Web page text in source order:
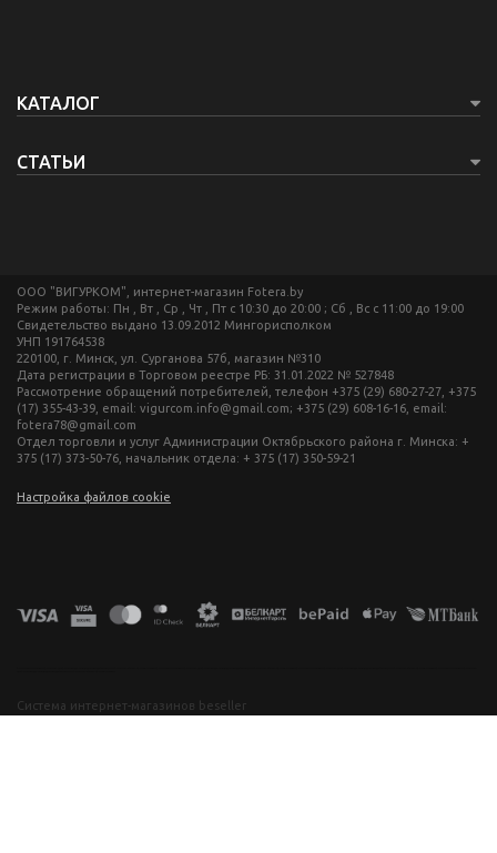
КАТАЛОГ
СТАТЬИ
ООО "ВИГУРКОМ", интернет-магазин Fotera.by
Режим работы: Пн , Вт , Ср , Чт , Пт c 10:30 до 20:00 ; Сб , Вс c 11:00 до 19:00
Свидетельство выдано 13.09.2012 Мингорисполком
УНП 191764538
220100, г. Минск, ул. Сурганова 57б, магазин №310
Дата регистрации в Торговом реестре РБ: 31.01.2022 № 527848
Рассмотрение обращений потребителей, телефон +375 (29) 680-27-27, +375
(17) 355-43-39, email: vigurcom.info@gmail.com; +375 (29) 608-16-16, email:
fotera78@gmail.com
Отдел торговли и услуг Администрации Октябрьского района г. Минска: +
375 (17) 373-50-76, начальник отдела: + 375 (17) 350-59-21
Настройка файлов cookie
Система интернет-магазинов beseller